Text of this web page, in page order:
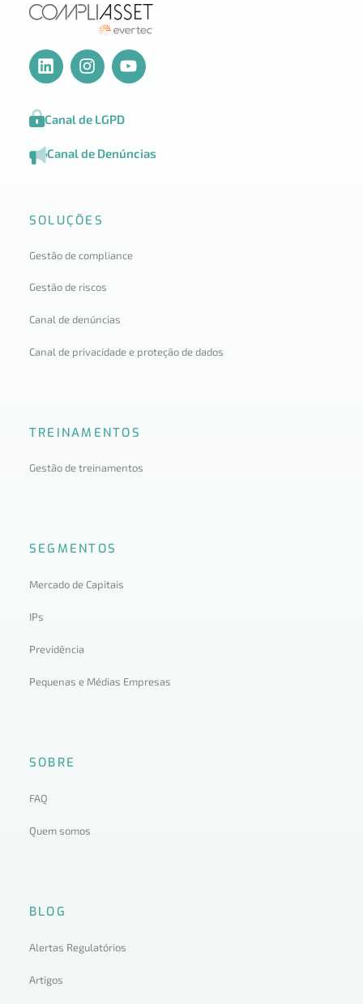
Canal de LGPD
Canal de Denúncias
SOLUÇÕES
Gestão de compliance
Gestão de riscos
Canal de denúncias
Canal de privacidade e proteção de dados
TREINAMENTOS
Gestão de treinamentos
SEGMENTOS
Mercado de Capitais
IPs
Previdência
Pequenas e Médias Empresas
SOBRE
FAQ
Quem somos
BLOG
Alertas Regulatórios
Artigos